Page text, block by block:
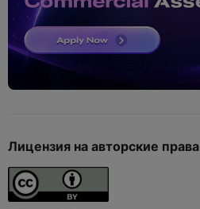
Лицензия на авторские права